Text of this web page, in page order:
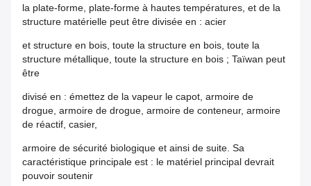
la plate-forme, plate-forme à hautes températures, et de la
structure matérielle peut être divisée en : acier
et structure en bois, toute la structure en bois, toute la
structure métallique, toute la structure en bois ; Taïwan peut
être
divisé en : émettez de la vapeur le capot, armoire de
drogue, armoire de drogue, armoire de conteneur, armoire
de réactif, casier,
armoire de sécurité biologique et ainsi de suite. Sa
caractéristique principale est : le matériel principal devrait
pouvoir soutenir